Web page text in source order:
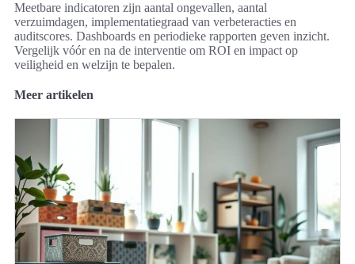
Meetbare indicatoren zijn aantal ongevallen, aantal
verzuimdagen, implementatiegraad van verbeteracties en
auditscores. Dashboards en periodieke rapporten geven inzicht.
Vergelijk vóór en na de interventie om ROI en impact op
veiligheid en welzijn te bepalen.
Meer artikelen